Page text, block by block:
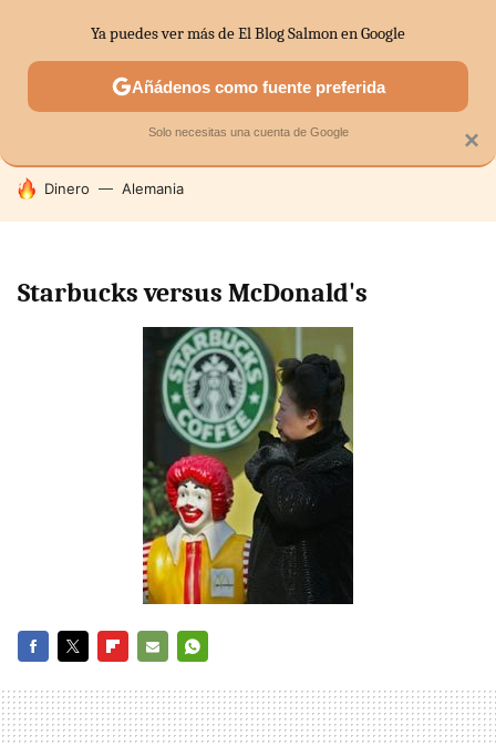
SECTORES ECONOMÍA DOMÉSTICA MERCADOS
HOY SE HABLA DE
Dinero Alemania
Starbucks versus McDonald's
MAIL
×
Ya puedes ver más de El Blog Salmon en Google
Añádenos como fuente preferida
Solo necesitas una cuenta de Google